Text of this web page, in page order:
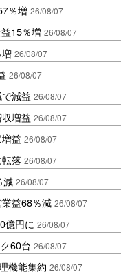
％増 26/08/07
15％増 26/08/07
26/08/07
26/08/07
減益 26/08/07
増益 26/08/07
益 26/08/07
落 26/08/07
減 26/08/07
益68％減 26/08/07
億円に 26/08/07
60台 26/08/07
機能集約 26/08/07